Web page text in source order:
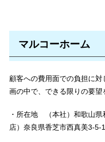
マルコーホーム
顧客への費用面での負担に
画の中で、できる限りの要望
・所在地 （本社）和歌山県
店）奈良県香芝市西真美3-5-1